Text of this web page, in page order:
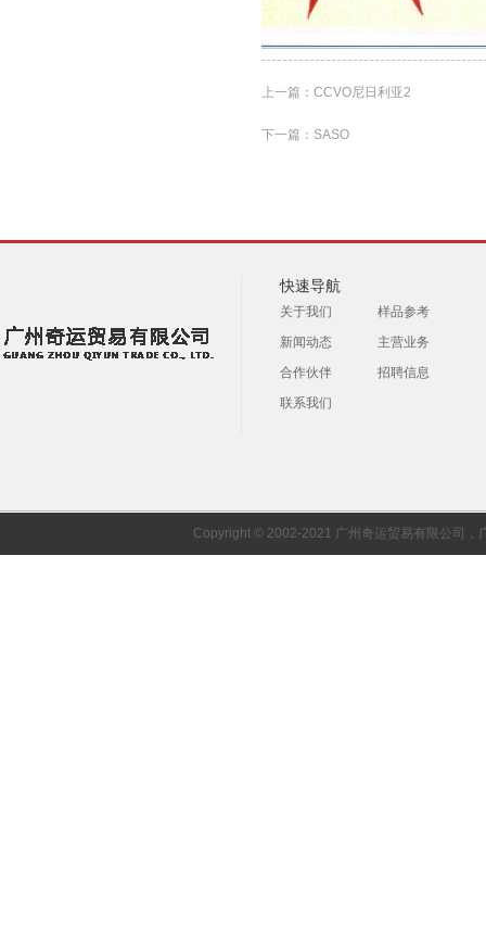
上一篇： CCVO尼日利亚2
下一篇： SASO
快速导航
关于我们
样品参考
新闻动态
主营业务
合作伙伴
招聘信息
联系我们
Copyright © 2002-2021 广州奇运贸易有限公司，